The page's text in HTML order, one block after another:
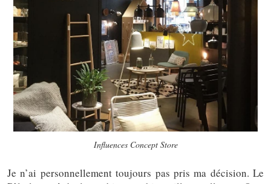
Influences Concept Store
Je n’ai personnellement toujours pas pris ma décision. Le